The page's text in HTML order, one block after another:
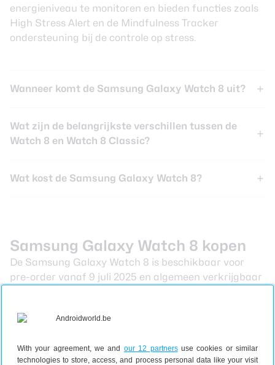
With your agreement, we and our 12 partnersuse cookies or similar
technologies to store, access, and process personal data like your visit
energieniveau te monitoren en bieden functies zoals
High Stress Alert en de Mindfulness Tracker
ondersteuning bij de controle op stress.
Wanneer komt de Samsung Galaxy Watch 8 uit?
Wat zijn de belangrijkste verschillen tussen de
Watch 8 en Watch 8 Classic?
Wat kost de Samsung Galaxy Watch 8?
Samsung Galaxy Watch 8 kopen
De Samsung Galaxy Watch 8 is beschikbaar voor
pre-order vanaf 9 juli 2025 en algemeen verkrijgbaar
millimeter model. Het toestel is verkrijgbaar in de